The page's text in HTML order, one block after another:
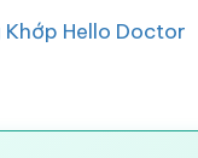
Hello Doctor